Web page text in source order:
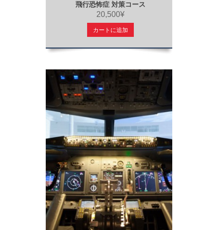
飛行恐怖症 対策コース
20,500¥
カートに追加